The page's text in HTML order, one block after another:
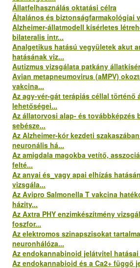
Állatfelhasználás oktatási célra
Általános és biztonságfarmakológiai
Alzheimer-állatmodell kísérletes
bilateralis intr...
Analgetikus hatású vegyületek akut
hatásának viz...
Autizmus vizsgálata patkány
Avian metapneumovirus (aMPV)
vakcina...
Az agy-vér-gát terápiás céllal történő
lehetőségei...
Az állatorvosi alap- és továbbképzés
sebésze...
Az Alzheimer-kór kezdeti
neuronális há...
Az amigdala magokba vetítő,
felté...
Az anyai és_vagy apai elhízás
vizsgála...
Az Avipro Salmonella T vakcina
házity...
Az Axtra PHY enzimkészítmény
foszfor...
Az elektromos szinapszisokat
neuronhálóza...
Az endokannabinoid jelátvitel hatásai
Az endokannabioid és a Ca2+ függő